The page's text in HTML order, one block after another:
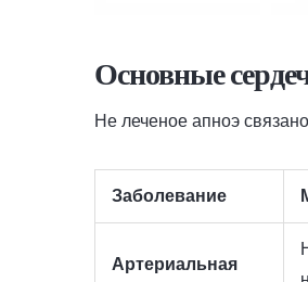
Основные
Не леченое апноэ
Заболевание
Артериальная